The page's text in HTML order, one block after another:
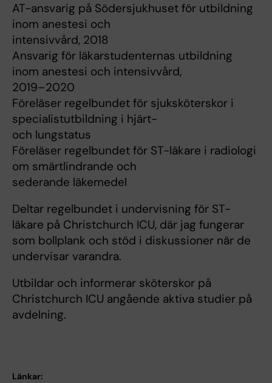
AT-ansvarig på Södersjukhuset för utbildning
inom anestesi och
intensivvård, 2018
Ansvarig för läkarstudenternas utbildning
inom anestesi och intensivvård,
2019–2020
Föreläser regelbundet för sjuksköterskor i
specialistutbildning i hjärt-
och lungstatus
Föreläser regelbundet för ST-läkare i radiologi
om smärtlindrande och
sederande läkemedel
Deltar regelbundet i undervisning för ST-
läkare på Christchurch ICU, där jag fungerar
som bollplank och stöd i diskussioner när de
undervisar varandra.
Utbildar och informerar sköterskor på
Christchurch ICU angående aktiva studier på
avdelning.
Länkar: